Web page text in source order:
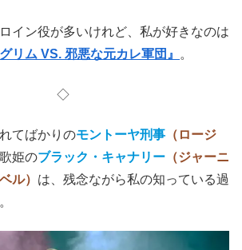
イン役が多いけれど、私が好きなのは
リム VS. 邪悪な元カレ軍団』
。
◇
てばかりのモントーヤ刑事 （ロージ
姫のブラック・キャナリー （ジャーニ
ル） は、残念ながら私の知っている過